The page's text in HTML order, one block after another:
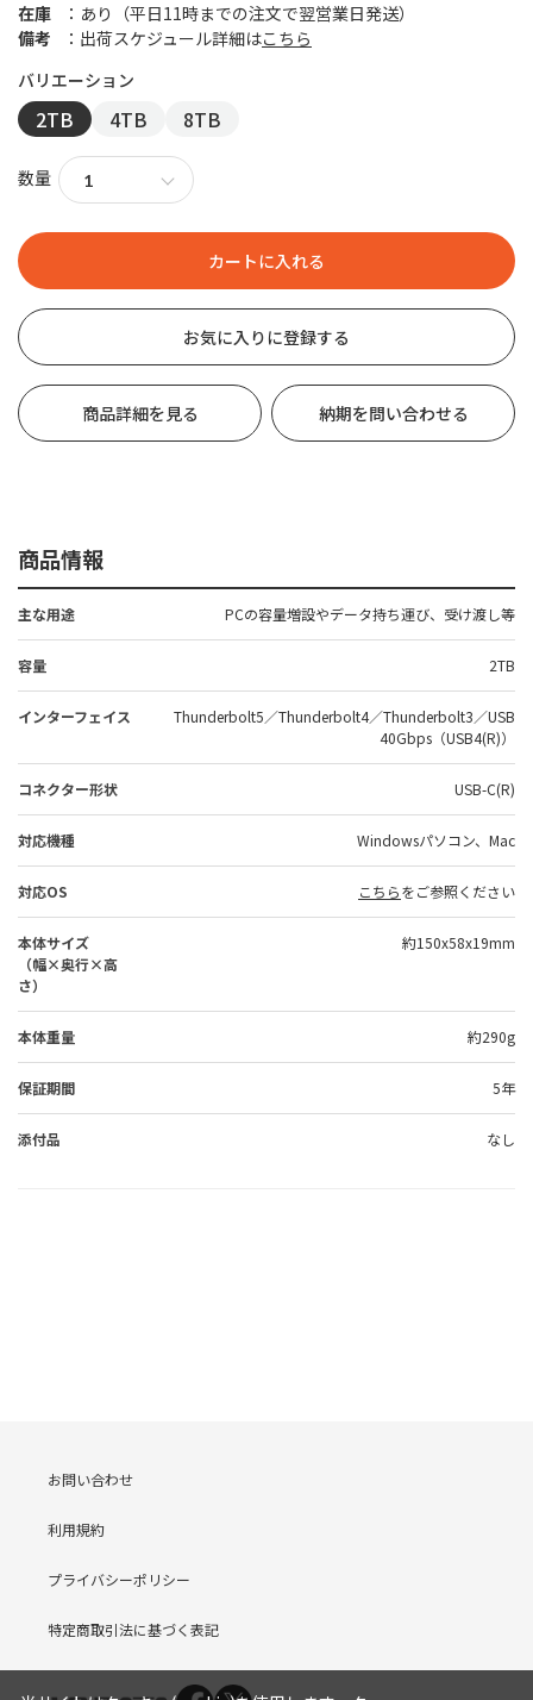
在庫
あり（平日11時までの注文で翌営業日発送）
備考
出荷スケジュール詳細はこちら
2TB 4TB 8TB
数量
お気に入りに登録する
商品詳細を見る 納期を問い合わせる
商品情報
主な用途 PCの容量増設やデータ持ち運び、受け渡し等
容量 2TB
インターフェイス
Thunderbolt5／Thunderbolt4／Thunderbolt3／USB
40Gbps（USB4(R)）
コネクター形状 USB-C(R)
対応機種 Windowsパソコン、Mac
対応OS こちらをご参照ください
本体サイズ
（幅×奥行×高
さ）
約150x58x19mm
本体重量 約290g
保証期間 5年
添付品 なし
お問い合わせ
利用規約
プライバシーポリシー
特定商取引法に基づく表記